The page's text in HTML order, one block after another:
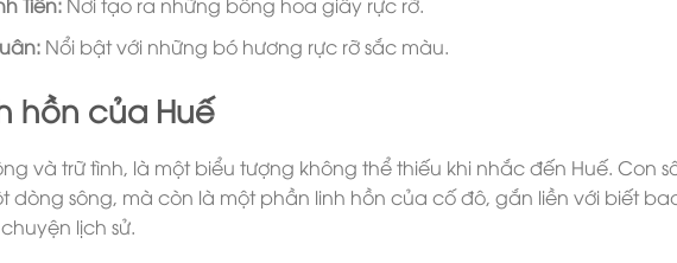
Nổi bật với những bó hương rực rỡ sắc màu.
hồn của Huế
và trữ tình, là một biểu tượng không thể thiếu khi nhắc đến Huế. Con
dòng sông, mà còn là một phần linh hồn của cố đô, gắn liền với biết
lịch sử.